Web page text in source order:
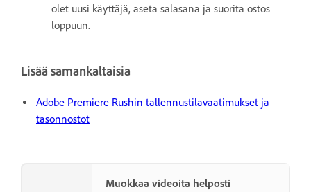
olet uusi käyttäjä, aseta salasana ja suorita ostos
loppuun.
Lisää samankaltaisia
Adobe Premiere Rushin tallennustilavaatimukset ja
tasonnostot
Muokkaa videoita helposti